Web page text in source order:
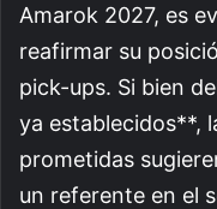
Amarok 2027, es
reafirmar su
pick-ups. Si bien
ya establecidos**,
prometidas
un referente en el